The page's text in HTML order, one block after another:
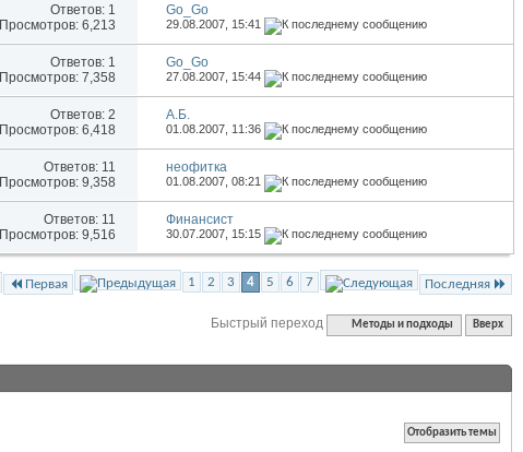
Ответов: 1
Просмотров: 6,213
Go_Go
29.08.2007, 15:41
Ответов: 1
Просмотров: 7,358
Go_Go
27.08.2007, 15:44
Ответов: 2
Просмотров: 6,418
А.Б.
01.08.2007, 11:36
Ответов: 11
Просмотров: 9,358
неофитка
01.08.2007,08:21
Ответов: 11
Просмотров: 9,516
Финансист
30.07.2007, 15:15
Первая 1 2 3 4 5 6 7 Последняя
Быстрый переход Методы и подходы Вверх